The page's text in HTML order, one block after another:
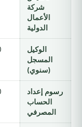
شركة
الأعمال
الدولية
الوكيل
المسجل
(سنوي)
رسوم إعداد
الحساب
المصرفي